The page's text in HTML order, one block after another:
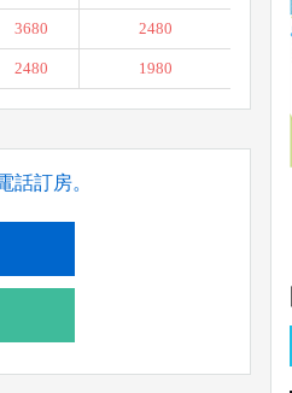
3680 2480
2480 1980
話訂房。